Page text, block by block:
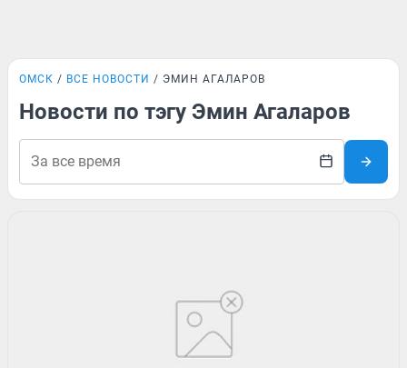
ОМСК ВСЕ НОВОСТИ ЭМИН АГАЛАРОВ
Новости по тэгу Эмин Агаларов